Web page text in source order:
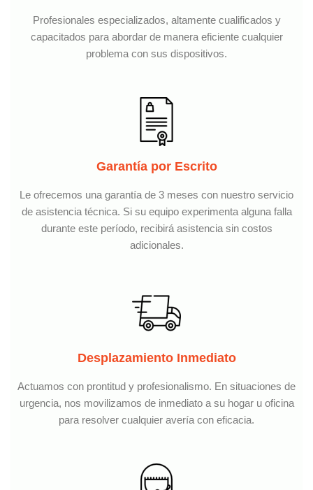
Profesionales especializados, altamente cualificados y
capacitados para abordar de manera eficiente cualquier
problema con sus dispositivos.
Garantía por Escrito
Le ofrecemos una garantía de 3 meses con nuestro servicio
de asistencia técnica. Si su equipo experimenta alguna falla
durante este período, recibirá asistencia sin costos
adicionales.
Desplazamiento Inmediato
Actuamos con prontitud y profesionalismo. En situaciones de
urgencia, nos movilizamos de inmediato a su hogar u oficina
para resolver cualquier avería con eficacia.